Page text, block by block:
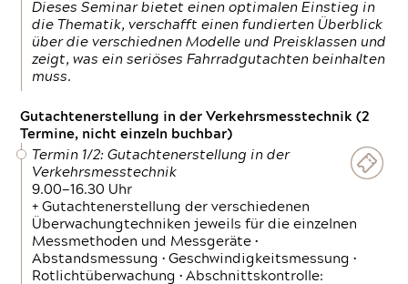
Dieses Seminar bietet einen optimalen Einstieg in
die Thematik, verschafft einen fundierten Überblick
über die verschiednen Modelle und Preisklassen und
zeigt, was ein seriöses Fahrradgutachten beinhalten
muss.
Gutachtenerstellung in der Verkehrsmesstechnik (2
Termine, nicht einzeln buchbar)
Termin 1/2: Gutachtenerstellung in der
Verkehrsmesstechnik
9.00—16.30 Uhr
+ Gutachtenerstellung der verschiedenen
Überwachungtechniken jeweils für die einzelnen
Messmethoden und Messgeräte •
Abstandsmessung • Geschwindigkeitsmessung •
Rotlichtüberwachung • Abschnittskontrolle: